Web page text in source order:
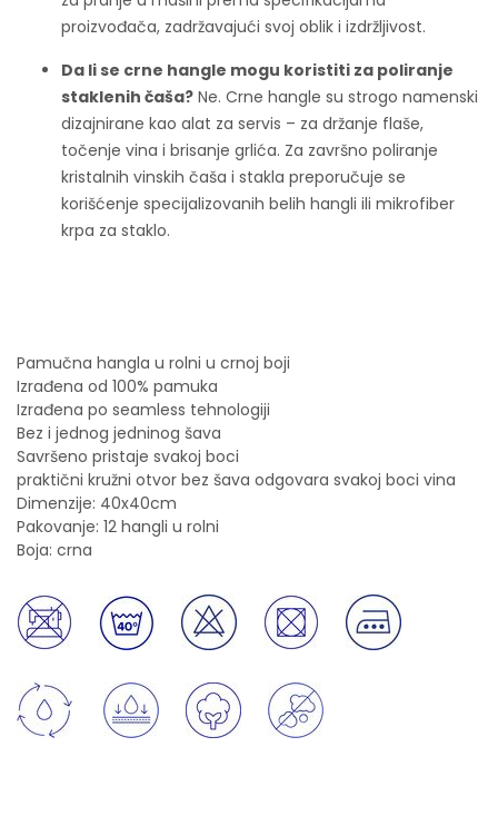
proizvođača, zadržavajući svoj oblik i izdržljivost.
Da li se crne hangle mogu koristiti za poliranje
staklenih čaša? Ne. Crne hangle su strogo namenski
dizajnirane kao alat za servis – za držanje flaše,
točenje vina i brisanje grlića. Za završno poliranje
kristalnih vinskih čaša i stakla preporučuje se
korišćenje specijalizovanih belih hangli ili mikrofiber
krpa za staklo.
Pamučna hangla u rolni u crnoj boji
Izrađena od 100% pamuka
Izrađena po seamless tehnologiji
Bez i jednog jedninog šava
Savršeno pristaje svakoj boci
praktični kružni otvor bez šava odgovara svakoj boci vina
Dimenzije: 40x40cm
Pakovanje: 12 hangli u rolni
Boja: crna